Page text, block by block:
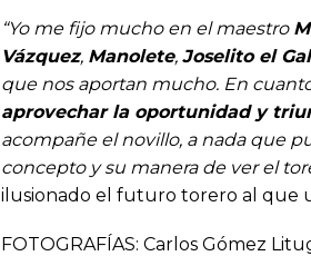
“Yo me fijo mucho en el maestro
Vázquez, Manolete, Joselito el
que nos aportan mucho. En
aprovechar la oportunidad y
acompañe el novillo, a nada que
concepto y su manera de ver el
ilusionado el futuro torero al que
FOTOGRAFÍAS: Carlos Gómez